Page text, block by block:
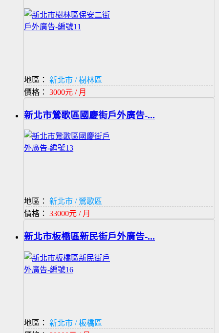
地區：
新北市 / 樹林區
價格： 3000元 / 月
新北市鶯歌區國慶街戶外廣告-...
地區：
新北市 / 鶯歌區
價格： 33000元 / 月
新北市板橋區新民街戶外廣告-...
地區：
新北市 / 板橋區